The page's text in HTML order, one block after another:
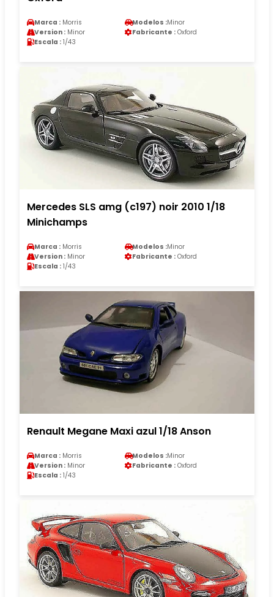
Marca : Morris Modelos :Minor
Version : Minor Fabricante : Oxford
Escala : 1/43
Mercedes SLS amg (c197) noir 2010 1/18
Minichamps
Marca : Morris Modelos :Minor
Version : Minor Fabricante : Oxford
Escala : 1/43
Renault Megane Maxi azul 1/18 Anson
Marca : Morris Modelos :Minor
Version : Minor Fabricante : Oxford
Escala : 1/43